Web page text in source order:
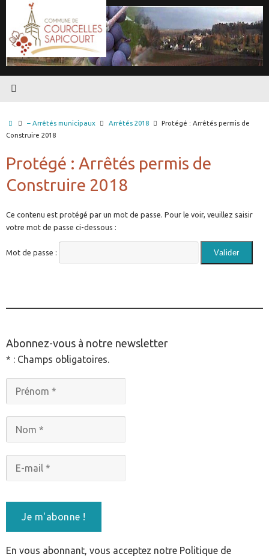
contenu
Accueil
– Arrêtés municipaux Arrêtés 2018
Protégé : Arrêtés permis de
Construire 2018
Protégé : Arrêtés permis de
Construire 2018
Ce contenu est protégé par un mot de passe. Pour le voir, veuillez saisir
votre mot de passe ci-dessous :
Mot de passe :
Abonnez-vous à notre newsletter
* : Champs obligatoires.
En vous abonnant, vous acceptez notre Politique de